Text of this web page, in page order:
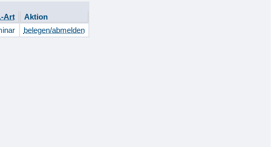
Art
Aktion
belegen/abmelden